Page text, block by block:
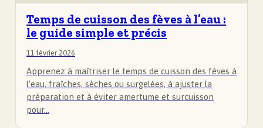
Temps de cuisson des fèves à l’eau :
le guide simple et précis
11 février 2026
Apprenez à maîtriser le temps de cuisson des fèves à
l’eau, fraîches, sèches ou surgelées, à ajuster la
préparation et à éviter amertume et surcuisson
pour…